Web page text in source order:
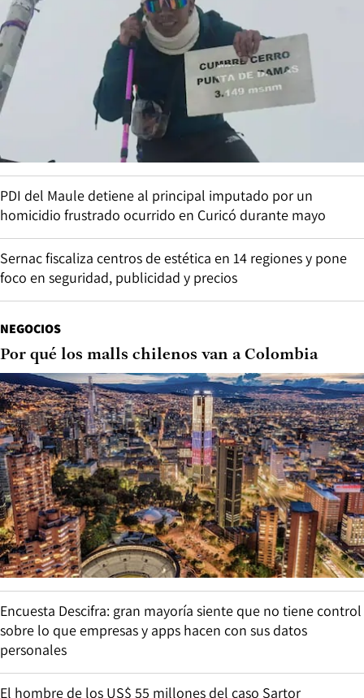
PDI del Maule detiene al principal imputado por un
homicidio frustrado ocurrido en Curicó durante mayo
Sernac fiscaliza centros de estética en 14 regiones y pone
foco en seguridad, publicidad y precios
NEGOCIOS
Por qué los malls chilenos van a Colombia
Encuesta Descifra: gran mayoría siente que no tiene control
sobre lo que empresas y apps hacen con sus datos
personales
El hombre de los US$ 55 millones del caso Sartor